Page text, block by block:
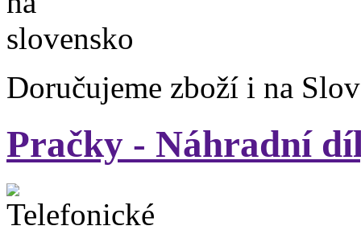
Doručujeme zboží i na
Pračky - Náhradní